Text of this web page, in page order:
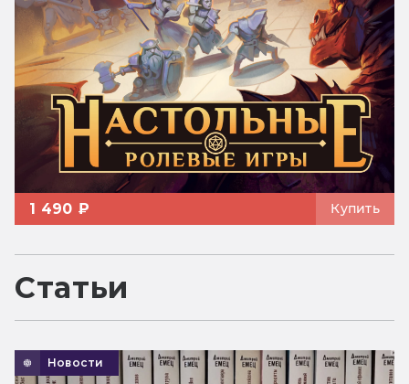
1 490 ₽ Купить
Статьи
Новости